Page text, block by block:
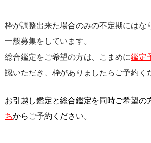
枠が調整出来た場合のみの不定期にはな
一般募集をしています。
総合鑑定をご希望の方は、こまめに鑑定
認いただき、枠がありましたらご予約く
お引越し鑑定と総合鑑定を同時ご希望の
ちからご予約ください。